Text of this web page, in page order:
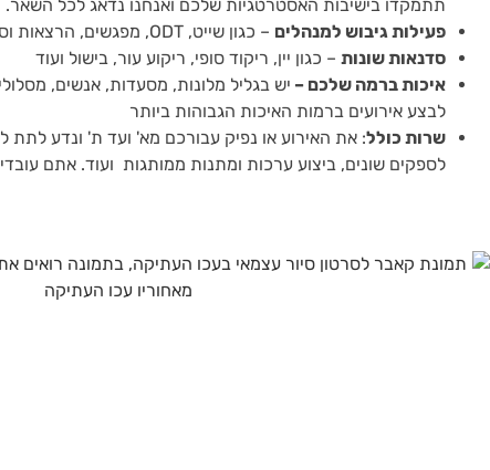
תתמקדו בישיבות האסטרטגיות שלכם ואנחנו נדאג לכל השאר.
פעילות גיבוש למנהלים – כגון שייט, ODT, מפגשים, הרצאות וסיורים נושאיים.
סדנאות שונות – כגון יין, ריקוד סופי, ריקוע עור, בישול ועוד
איכות ברמה שלכם – יש בגליל מלונות, מסעדות, אנשים,
לבצע אירועים ברמות האיכות הגבוהות ביותר
שרות כולל: את האירוע או נפיק עבורכם מא' ועד ת' ונדע לתת
לספקים שונים, ביצוע ערכות ומתנות ממותגות ועוד. אתם